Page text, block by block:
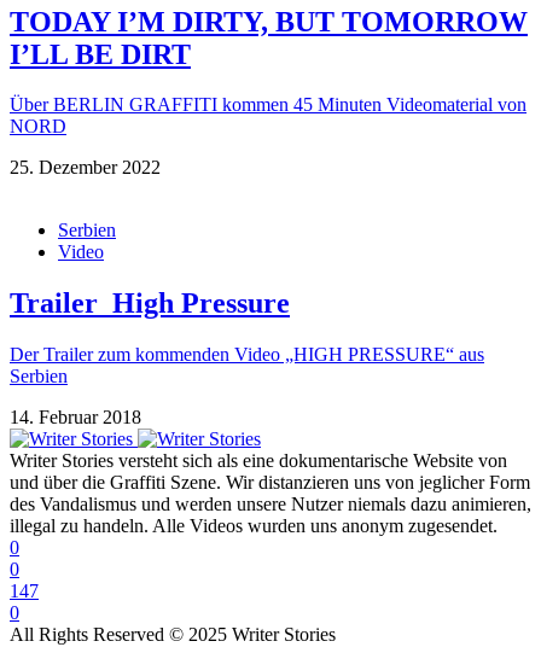
TODAY I’M DIRTY, BUT TOMORROW
I’LL BE DIRT
Über BERLIN GRAFFITI kommen 45 Minuten Videomaterial von
NORD
25. Dezember 2022
Serbien
Video
Trailer_High Pressure
Der Trailer zum kommenden Video „HIGH PRESSURE“ aus
Serbien
14. Februar 2018
Writer Stories versteht sich als eine dokumentarische Website von
und über die Graffiti Szene. Wir distanzieren uns von jeglicher Form
des Vandalismus und werden unsere Nutzer niemals dazu animieren,
illegal zu handeln. Alle Videos wurden uns anonym zugesendet.
0
0
147
0
All Rights Reserved © 2025 Writer Stories